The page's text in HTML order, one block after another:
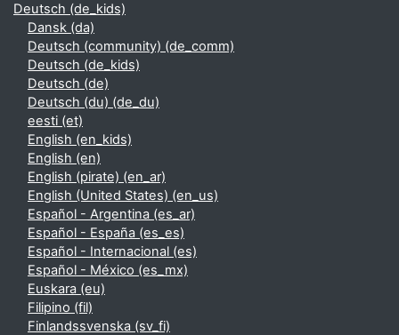
Deutsch ‎(de_kids)‎
Dansk ‎(da)‎
Deutsch (community) ‎(de_comm)‎
Deutsch ‎(de_kids)‎
Deutsch ‎(de)‎
Deutsch (du) ‎(de_du)‎
eesti ‎(et)‎
English ‎(en_kids)‎
English ‎(en)‎
English (pirate) ‎(en_ar)‎
English (United States) ‎(en_us)‎
Español - Argentina ‎(es_ar)‎
Español - España ‎(es_es)‎
Español - Internacional ‎(es)‎
Español - México ‎(es_mx)‎
Euskara ‎(eu)‎
Filipino ‎(fil)‎
Finlandssvenska ‎(sv_fi)‎